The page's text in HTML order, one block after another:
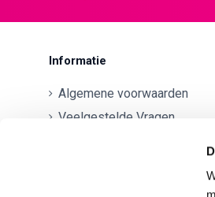
Informatie
Algemene voorwaarden
Veelgestelde Vragen